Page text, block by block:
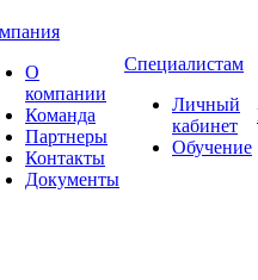
О
компании
Команда
Партнеры
Контакты
Документы
Специалистам
Личный
кабинет
Обучение